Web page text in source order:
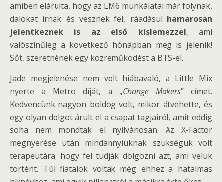
amiben elárulta, hogy az LM6 munkálatai már folynak,
dalokat írnak és vesznek fel, ráadásul hamarosan
jelentkeznek is az első kislemezzel, ami
valószínűleg a következő hónapban meg is jelenik!
Sőt, szeretnének egy közreműködést a BTS-el.
Jade megjelenése nem volt hiábavaló, a Little Mix
nyerte a Metro díját, a „Change Makers” címet.
Kedvencünk nagyon boldog volt, mikor átvehette, és
egy olyan dolgot árult el a csapat tagjairól, amit eddig
soha nem mondtak el nyilvánosan. Az X-Factor
megnyerése után mindannyiuknak szükségük volt
terapeutára, hogy fel tudják dolgozni azt, ami velük
történt. Túl fiatalok voltak még ehhez a hatalmas